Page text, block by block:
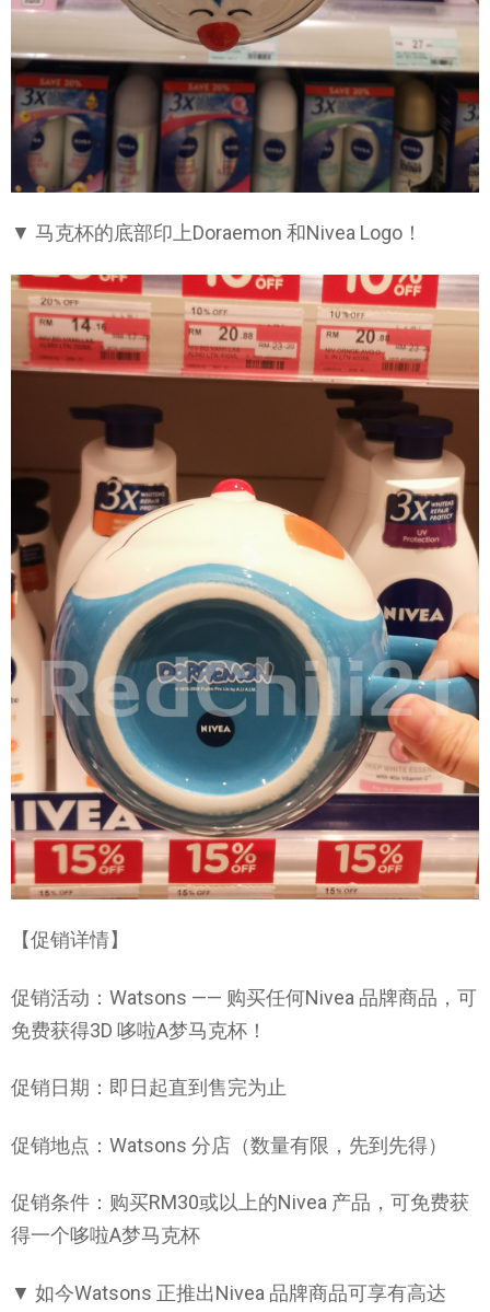
▼ 马克杯的底部印上Doraemon 和Nivea Logo！
【促销详情】
促销活动：Watsons —— 购买任何Nivea 品牌商品，可
免费获得3D 哆啦A梦马克杯！
促销日期：即日起直到售完为止
促销地点：Watsons 分店（数量有限，先到先得）
促销条件：购买RM30或以上的Nivea 产品，可免费获
得一个哆啦A梦马克杯
▼ 如今Watsons 正推出Nivea 品牌商品可享有高达